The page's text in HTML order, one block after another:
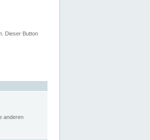
Dieser Button
anderen